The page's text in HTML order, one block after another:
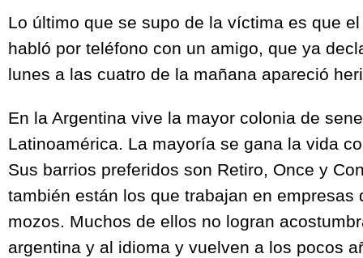
Lo último que se supo de la víctima es que
habló por teléfono con un amigo, que ya
lunes a las cuatro de la mañana apareció
En la Argentina vive la mayor colonia de
Latinoamérica. La mayoría se gana la vida
Sus barrios preferidos son Retiro, Once y
también están los que trabajan en empresas
mozos. Muchos de ellos no logran
argentina y al idioma y vuelven a los pocos